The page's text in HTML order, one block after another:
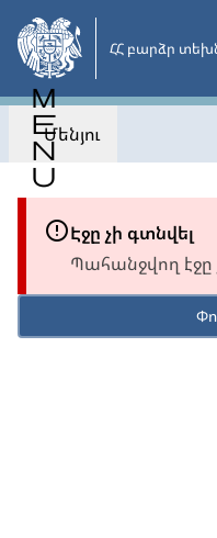
Անցնել
հիմնական
բովանդակությանը
ՀՀ բարձր
Մենյու
Էջը չի գտնվել
Պահանջվող էջը